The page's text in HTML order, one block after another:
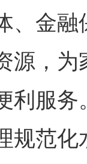
、金融
源，
利服
规范化